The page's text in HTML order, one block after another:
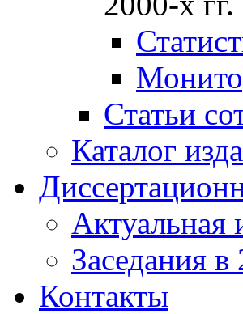
Статьи
Каталог
Заседания в
Контакты